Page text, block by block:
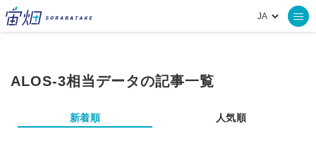
ALOS-3相当データの記事一覧
新着順 人気順